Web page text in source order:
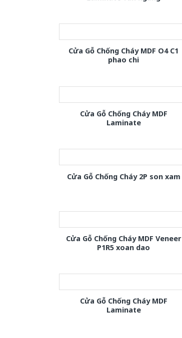
Cửa Gỗ Chống Cháy MDF O4 C1
phao chi
Cửa Gỗ Chống Cháy MDF
Laminate
Cửa Gỗ Chống Cháy 2P son xam
Cửa Gỗ Chống Cháy MDF Veneer
P1R5 xoan dao
Cửa Gỗ Chống Cháy MDF
Laminate